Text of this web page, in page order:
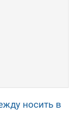
носить в